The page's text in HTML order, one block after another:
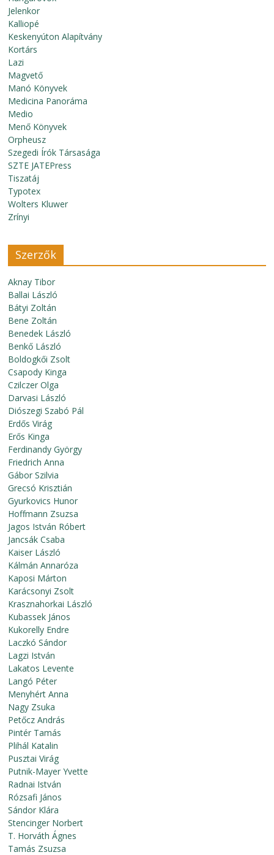
Jelenkor
Kalliopé
Keskenyúton Alapítvány
Kortárs
Lazi
Magvető
Manó Könyvek
Medicina Panoráma
Medio
Menő Könyvek
Orpheusz
Szegedi Írók Társasága
SZTE JATEPress
Tiszatáj
Typotex
Wolters Kluwer
Zrínyi
Szerzők
Aknay Tibor
Ballai László
Bátyi Zoltán
Bene Zoltán
Benedek László
Benkő László
Boldogkői Zsolt
Csapody Kinga
Czilczer Olga
Darvasi László
Diószegi Szabó Pál
Erdős Virág
Erős Kinga
Ferdinandy György
Friedrich Anna
Gábor Szilvia
Grecsó Krisztián
Gyurkovics Hunor
Hoffmann Zsuzsa
Jagos István Róbert
Jancsák Csaba
Kaiser László
Kálmán Annaróza
Kaposi Márton
Karácsonyi Zsolt
Krasznahorkai László
Kubassek János
Kukorelly Endre
Laczkó Sándor
Lagzi István
Lakatos Levente
Langó Péter
Menyhért Anna
Nagy Zsuka
Petőcz András
Pintér Tamás
Plihál Katalin
Pusztai Virág
Putnik-Mayer Yvette
Radnai István
Rózsafi János
Sándor Klára
Stencinger Norbert
T. Horváth Ágnes
Tamás Zsuzsa